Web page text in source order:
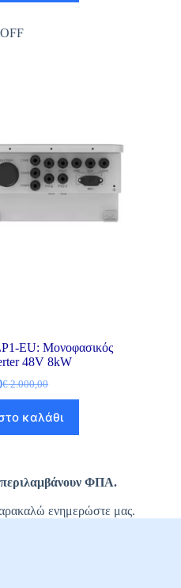
EU: Μονοφασικός
48V 8kW
€2.000,00
καλάθι
περιλαμβάνουν ΦΠΑ.
ενημερώστε μας.